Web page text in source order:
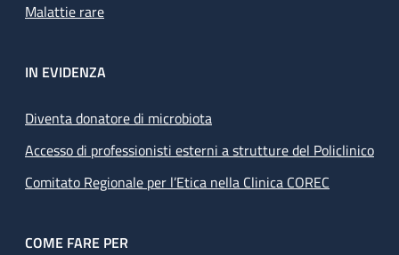
Malattie rare
IN EVIDENZA
Diventa donatore di microbiota
Accesso di professionisti esterni a strutture del Policlinico
Comitato Regionale per l’Etica nella Clinica COREC
COME FARE PER